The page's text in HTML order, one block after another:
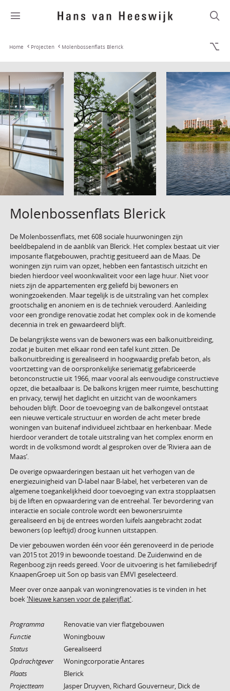
Home Projecten Molenbossenflats Blerick
Molenbossenflats Blerick
De Molenbossenflats, met 608 sociale huurwoningen zijn
beeldbepalend in de aanblik van Blerick. Het complex bestaat uit vier
imposante flatgebouwen, prachtig gesitueerd aan de Maas. De
woningen zijn ruim van opzet, hebben een fantastisch uitzicht en
bieden hierdoor veel woonkwaliteit voor een lage huur. Niet voor
niets zijn de appartementen erg geliefd bij bewoners en
woningzoekenden. Maar tegelijk is de uitstraling van het complex
grootschalig en anoniem en is de techniek verouderd. Aanleiding
voor een grondige renovatie zodat het complex ook in de komende
decennia in trek en gewaardeerd blijft.
De belangrijkste wens van de bewoners was een balkonuitbreiding,
zodat je buiten met elkaar rond een tafel kunt zitten. De
balkonuitbreiding is gerealiseerd in hoogwaardig prefab beton, als
voortzetting van de oorspronkelijke seriematig gefabriceerde
betonconstructie uit 1966, maar vooral als eenvoudige constructieve
opzet, die betaalbaar is. De balkons krijgen meer ruimte, beschutting
en privacy, terwijl het daglicht en uitzicht van de woonkamers
behouden blijft. Door de toevoeging van de balkongevel ontstaat
een nieuwe verticale structuur en worden de acht meter brede
woningen van buitenaf individueel zichtbaar en herkenbaar. Mede
hierdoor verandert de totale uitstraling van het complex enorm en
wordt in de volksmond wordt al gesproken over de ’Riviera aan de
Maas’.
De overige opwaarderingen bestaan uit het verhogen van de
energiezuinigheid van D-label naar B-label, het verbeteren van de
algemene toegankelijkheid door toevoeging van extra stopplaatsen
bij de liften en opwaardering van de entreehal. Ter bevordering van
interactie en sociale controle wordt een bewonersruimte
gerealiseerd en bij de entrees worden luifels aangebracht zodat
bewoners (op leeftijd) droog kunnen uitstappen.
De vier gebouwen worden één voor één gerenoveerd in de periode
van 2015 tot 2019 in bewoonde toestand. De Zuidenwind en de
Regenboog zijn reeds gereed. Voor de uitvoering is het familiebedrijf
KnaapenGroep uit Son op basis van EMVI geselecteerd.
Meer over onze aanpak van woningrenovaties is te vinden in het
boek 'Nieuwe kansen voor de galerijflat'.
Programma
Renovatie van vier flatgebouwen
Functie
Woningbouw
Status
Gerealiseerd
Opdrachtgever
Woningcorporatie Antares
Plaats
Blerick
Projectteam
Jasper Druyven, Richard Gouverneur, Dick de